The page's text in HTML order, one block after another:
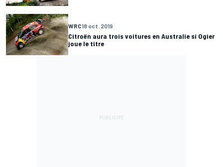
WRC18 oct. 2019
Citroën aura trois voitures en Australie si Ogier
joue le titre